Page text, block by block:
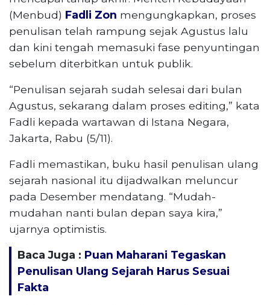
(Menbud) Fadli Zon mengungkapkan, proses
penulisan telah rampung sejak Agustus lalu
dan kini tengah memasuki fase penyuntingan
sebelum diterbitkan untuk publik.
“Penulisan sejarah sudah selesai dari bulan
Agustus, sekarang dalam proses editing,” kata
Fadli kepada wartawan di Istana Negara,
Jakarta, Rabu (5/11).
Fadli memastikan, buku hasil penulisan ulang
sejarah nasional itu dijadwalkan meluncur
pada Desember mendatang. “Mudah-
mudahan nanti bulan depan saya kira,”
ujarnya optimistis.
Baca Juga : Puan Maharani Tegaskan
Penulisan Ulang Sejarah Harus Sesuai
Fakta